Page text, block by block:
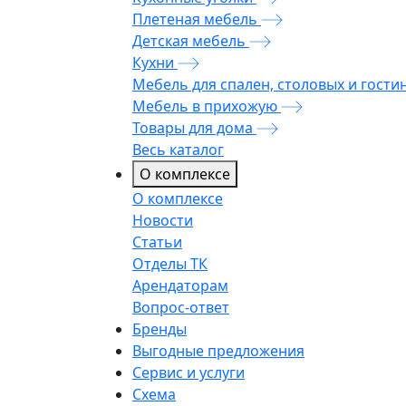
Плетеная мебель
Детская мебель
Кухни
Мебель для спален, столовых и
Мебель в прихожую
Товары для дома
Весь каталог
О комплексе
О комплексе
Новости
Статьи
Отделы ТК
Арендаторам
Вопрос-ответ
Бренды
Выгодные предложения
Сервис и услуги
Схема